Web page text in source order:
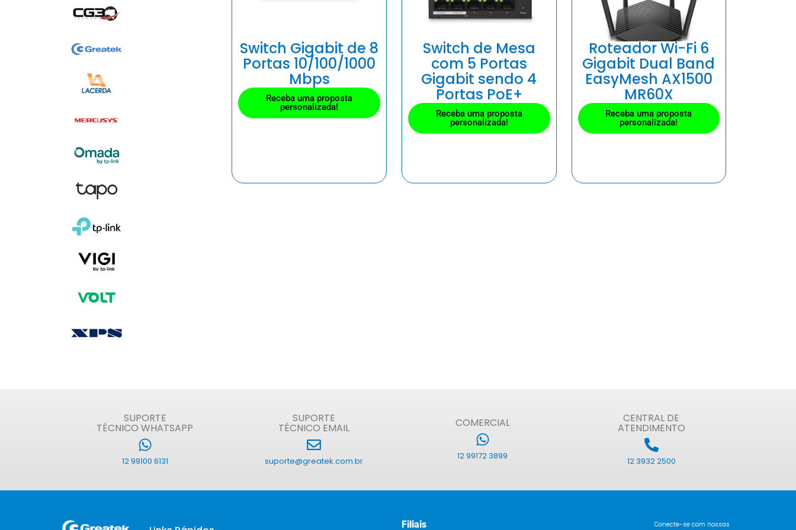
Switch Gigabit de 8
Portas 10/100/1000
Mbps
Receba uma proposta
personalizada!
Switch de Mesa
com 5 Portas
Gigabit sendo 4
Portas PoE+
Receba uma proposta
personalizada!
Roteador Wi-Fi 6
Gigabit Dual Band
EasyMesh AX1500
MR60X
Receba uma proposta
personalizada!
SUPORTE
TÉCNICO WHATSAPP
12 99100 6131
SUPORTE
TÉCNICO EMAIL
suporte@greatek.com.br
COMERCIAL
12 99172 3899
CENTRAL DE
ATENDIMENTO
12 3932 2500
Filiais
Conecte-se com nossas